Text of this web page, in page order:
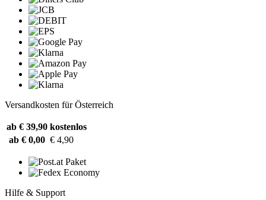
Versandkosten für Österreich
ab € 39,90 kostenlos
ab € 0,00 € 4,90
Hilfe & Support